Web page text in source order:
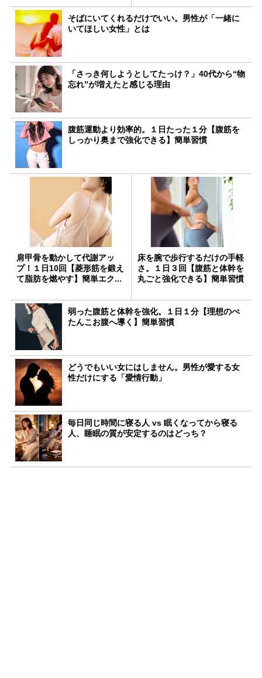
そばにいてくれるだけでいい。男性が「一緒に
いてほしい女性」とは
「さっき何しようとしてたっけ？」40代から“物
忘れ”が増えたと感じる理由
腹筋運動より効率的。１日たった１分【腹筋を
しっかり奥まで強化できる】簡単習慣
肩甲骨を動かして代謝アッ
プ！１日10回【菱形筋を鍛え
て脂肪を燃やす】簡単エク...
床を腕で歩行するだけの手軽
さ。１日３回【腹筋と体幹を
丸ごと強化できる】簡単習慣
弱った腹筋と体幹を強化。１日１分【理想のぺ
たんこお腹へ導く】簡単習慣
どうでもいい女にはしません。男性が愛する女
性だけにする「愛情行動」
毎日同じ時間に寝る人 vs 眠くなってから寝る
人、睡眠の質が安定するのはどっち？